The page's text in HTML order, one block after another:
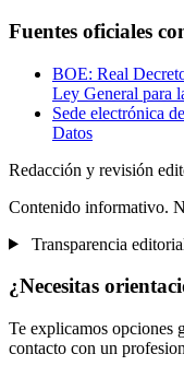
Fuentes oficiales
BOE: Real
Ley General para
Sede electrónica
Datos
Redacción y revisión
Contenido informativo.
Transparencia
¿Necesitas
Te explicamos opciones
contacto con un